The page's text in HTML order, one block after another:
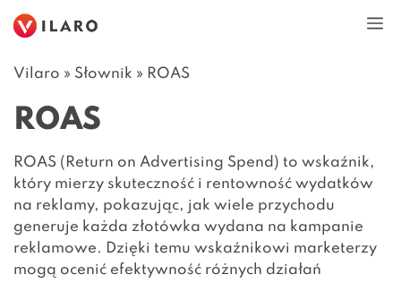
do
Vilaro » Słownik » ROAS
ROAS
ROAS (Return on Advertising Spend) to wskaźnik,
który mierzy skuteczność i rentowność wydatków
na reklamy, pokazując, jak wiele przychodu
generuje każda złotówka wydana na kampanie
reklamowe. Dzięki temu wskaźnikowi marketerzy
mogą ocenić efektywność różnych działań